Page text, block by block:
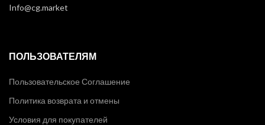
Info@cg.market
ПОЛЬЗОВАТЕЛЯМ
Пользовательское Соглашение
Политика возврата и отмены
Условия для покупателей